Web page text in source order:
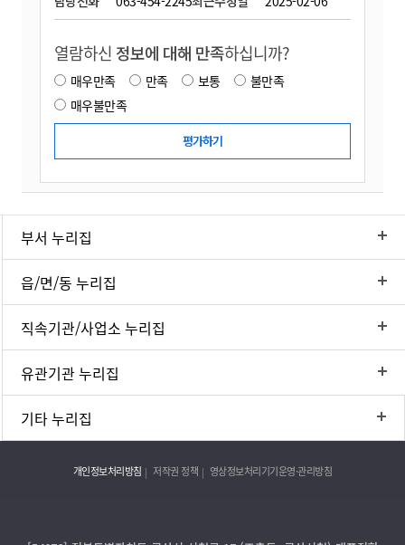
열람하신 정보에 대해 만족하십니까?
매우만족 만족 보통
불만족
매우불만족
부서 누리집
읍/면/동 누리집
직속기관/사업소 누리집
유관기관 누리집
기타 누리집
개인정보처리방침 저작권 정책 영상정보처리기기운영·관리방침